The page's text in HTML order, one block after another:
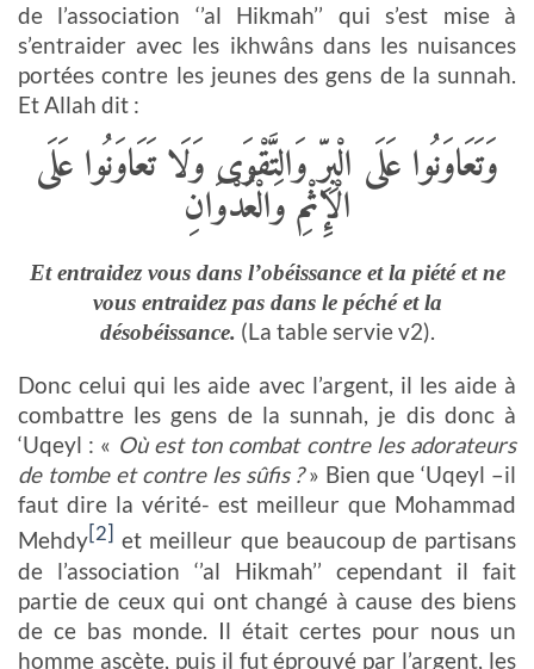
de l’association ‘’al Hikmah’’ qui s’est mise à
s’entraider avec les ikhwâns dans les nuisances
portées contre les jeunes des gens de la sunnah.
Et Allah dit :
وَتَعَاوَنُوا عَلَى الْبِرِّ وَالتَّقْوَى وَلَا تَعَاوَنُوا عَلَى
الْإِثْمِ وَالْعُدْوَانِ
Et entraidez vous dans l’obéissance et la piété et ne
vous entraidez pas dans le péché et la
désobéissance. (La table servie v2).
Donc celui qui les aide avec l’argent, il les aide à
combattre les gens de la sunnah, je dis donc à
‘Uqeyl : « Où est ton combat contre les adorateurs
de tombe et contre les sûfis ?» Bien que ‘Uqeyl –il
faut dire la vérité- est meilleur que Mohammad
Mehdy [2]
et meilleur que beaucoup de partisans
de l’association ‘’al Hikmah’’ cependant il fait
partie de ceux qui ont changé à cause des biens
de ce bas monde. Il était certes pour nous un
homme ascète, puis il fut éprouvé par l’argent, les